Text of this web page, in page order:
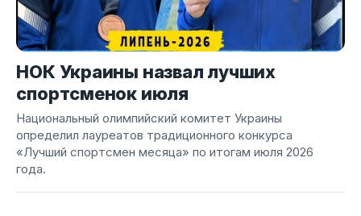
НОК Украины назвал лучших
спортсменок июля
Национальный олимпийский комитет Украины
определил лауреатов традиционного конкурса
«Лучший спортсмен месяца» по итогам июля 2026
года.